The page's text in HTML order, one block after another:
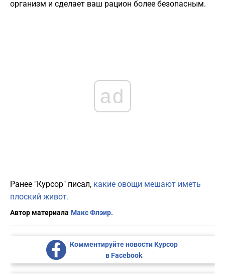
организм и сделает ваш рацион более безопасным.
ad
Ранее "Курсор" писал, какие овощи мешают иметь
плоский живот.
Автор материала Макс Флэир.
Комментируйте новости Курсор
в Facebook